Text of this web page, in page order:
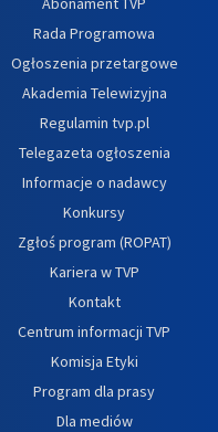
Rada Programowa
Ogłoszenia przetargowe
Akademia Telewizyjna
Regulamin tvp.pl
Telegazeta ogłoszenia
Informacje o nadawcy
Konkursy
Zgłoś program (ROPAT)
Kariera w TVP
Kontakt
Centrum informacji TVP
Komisja Etyki
Program dla prasy
Dla mediów